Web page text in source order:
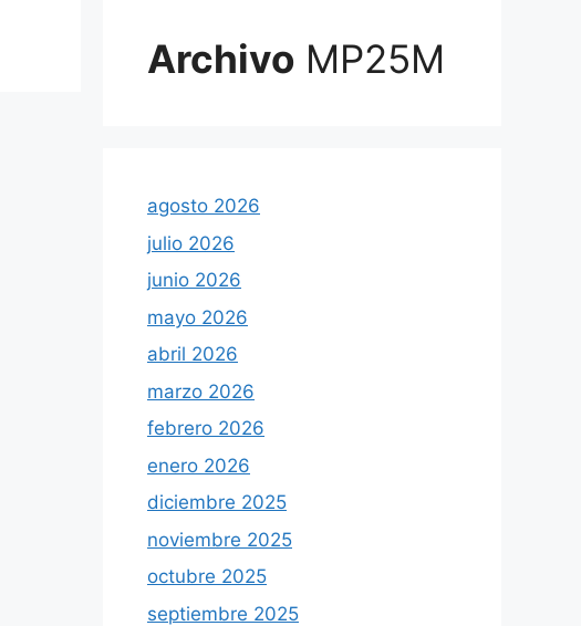
Archivo MP25M
agosto 2026
julio 2026
junio 2026
mayo 2026
abril 2026
marzo 2026
febrero 2026
enero 2026
diciembre 2025
noviembre 2025
octubre 2025
septiembre 2025